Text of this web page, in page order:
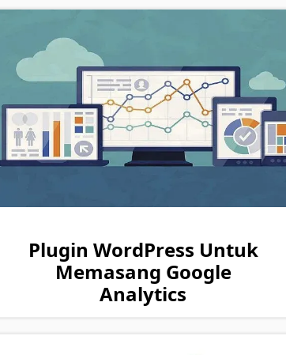
Plugin WordPress Untuk
Memasang Google
Analytics